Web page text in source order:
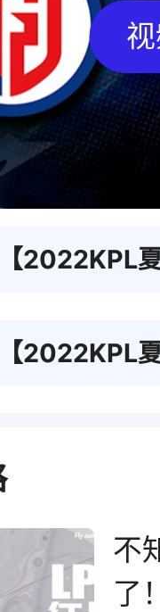
2022KPL夏季赛
2022KPL夏季赛
不
了